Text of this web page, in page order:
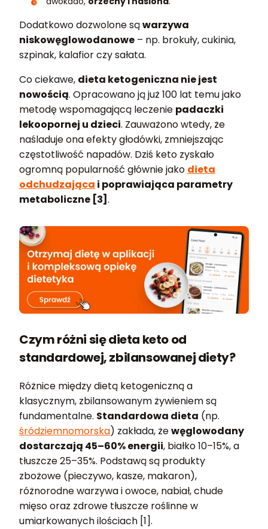
Dodatkowo dozwolone sąwarzywa
niskowęglowodanowe – np. brokuły, cukinia,
szpinak, kalafior czy sałata.
Co ciekawe, dieta ketogeniczna nie jest
nowością. Opracowano ją już 100 lat temu jako
metodę wspomagającą leczenie padaczki
lekoopornej u dzieci. Zauważono wtedy, że
naśladuje ona efekty głodówki, zmniejszając
częstotliwość napadów. Dziś keto zyskało
ogromną popularność głównie jako dieta
odchudzająca i poprawiająca parametry
metaboliczne [3] .
Czym różni się dieta keto od
standardowej, zbilansowanej diety?
Różnice między dietą ketogeniczną a
klasycznym, zbilansowanym żywieniem są
fundamentalne. Standardowa dieta (np.
śródziemnomorska) zakłada, żewęglowodany
dostarczają 45–60% energii, białko 10–15%, a
tłuszcze 25–35%. Podstawą są produkty
zbożowe (pieczywo, kasze, makaron),
różnorodne warzywa i owoce, nabiał, chude
mięso oraz zdrowe tłuszcze roślinne w
umiarkowanych ilościach [1].